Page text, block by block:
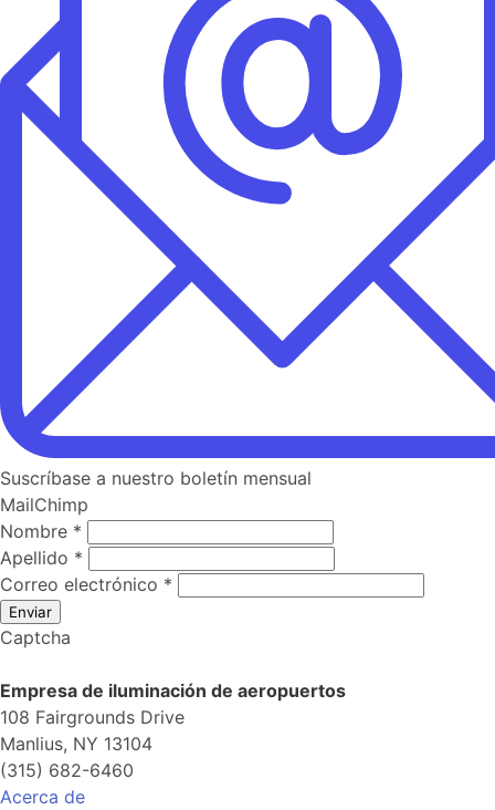
Suscríbase a nuestro boletín mensual
MailChimp
Nombre *
Apellido *
Correo electrónico *
Enviar
Captcha
Empresa de iluminación de aeropuertos
108 Fairgrounds Drive
Manlius, NY 13104
(315) 682-6460
Acerca de